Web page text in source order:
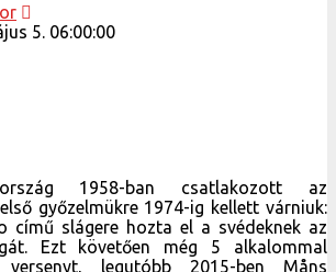
5. 06:00:00
1958-ban csatlakozott az
győzelmükre 1974-ig kellett várniuk:
című slágere hozta el a svédeknek az
Ezt követően még 5 alkalommal
legutóbb 2015-ben Måns